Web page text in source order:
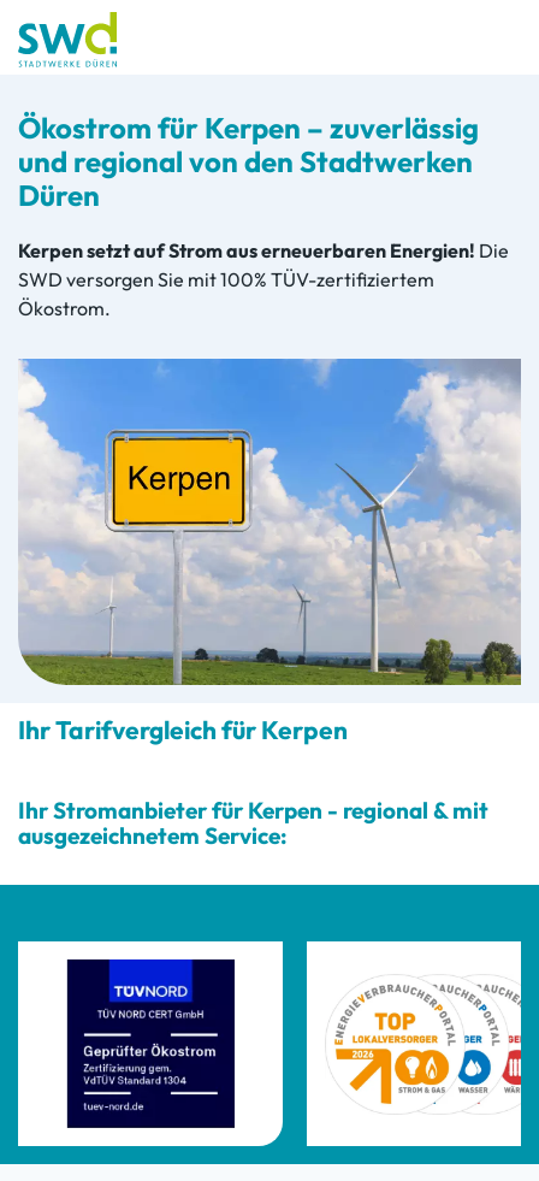
Ökostrom für Kerpen – zuverlässig
und regional von den Stadtwerken
Düren
Kerpen setzt auf Strom aus erneuerbaren Energien! Die
SWD versorgen Sie mit 100% TÜV-zertifiziertem
Ökostrom.
Ihr Tarifvergleich für Kerpen
Ihr Stromanbieter für Kerpen - regional & mit
ausgezeichnetem Service: